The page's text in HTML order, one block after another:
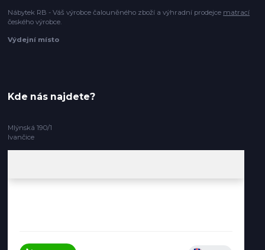
Nábytek RB - Váš výrobce čalouněného zboží a výhradní prodejce matrací
českého výrobce.
Výdejní místo
Kde nás najdete?
Mlýnská 190/1
Ivančice